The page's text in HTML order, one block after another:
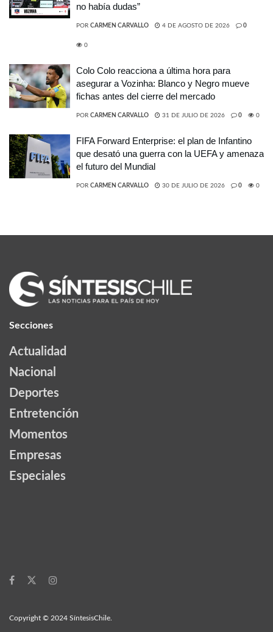
no había dudas”
POR CARMEN CARVALLO 4 DE AGOSTO DE 2026 0
0
Colo Colo reacciona a última hora para
asegurar a Vozinha: Blanco y Negro mueve
fichas antes del cierre del mercado
POR CARMEN CARVALLO 31 DE JULIO DE 2026 0 0
FIFA Forward Enterprise: el plan de Infantino
que desató una guerra con la UEFA y amenaza
el futuro del Mundial
POR CARMEN CARVALLO 30 DE JULIO DE 2026 0 0
Secciones
Actualidad
Nacional
Deportes
Entretención
Momentos
Empresas
Especiales
Copyright © 2024 SíntesisChile.